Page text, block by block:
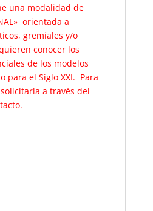
una modalidad de
orientada a
gremiales y/o
conocer los
de los modelos
para el Siglo XXI. Para
a través del